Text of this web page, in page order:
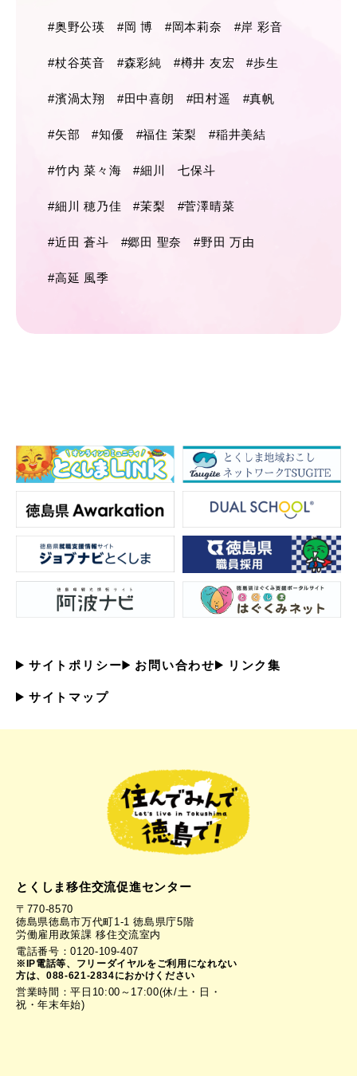
#奥野公瑛 #岡 博 #岡本莉奈 #岸 彩音
#杖谷英音 #森彩純 #樽井 友宏 #歩生
#濱渦太翔 #田中喜朗 #田村遥 #真帆
#矢部 #知優 #福住 茉梨 #稲井美結
#竹内 菜々海 #細川 七保斗
#細川 穂乃佳 #茉梨 #菅澤晴菜
#近田 蒼斗 #郷田 聖奈 #野田 万由
#高延 風季
サイトポリシー お問い合わせ リンク集
サイトマップ
とくしま移住交流促進センター
〒770-8570
徳島県徳島市万代町1-1 徳島県庁5階
労働雇用政策課 移住交流室内
電話番号：0120-109-407
※IP電話等、フリーダイヤルをご利用になれない
方は、088-621-2834におかけください
営業時間：平日10:00～17:00(休/土・日・
祝・年末年始)